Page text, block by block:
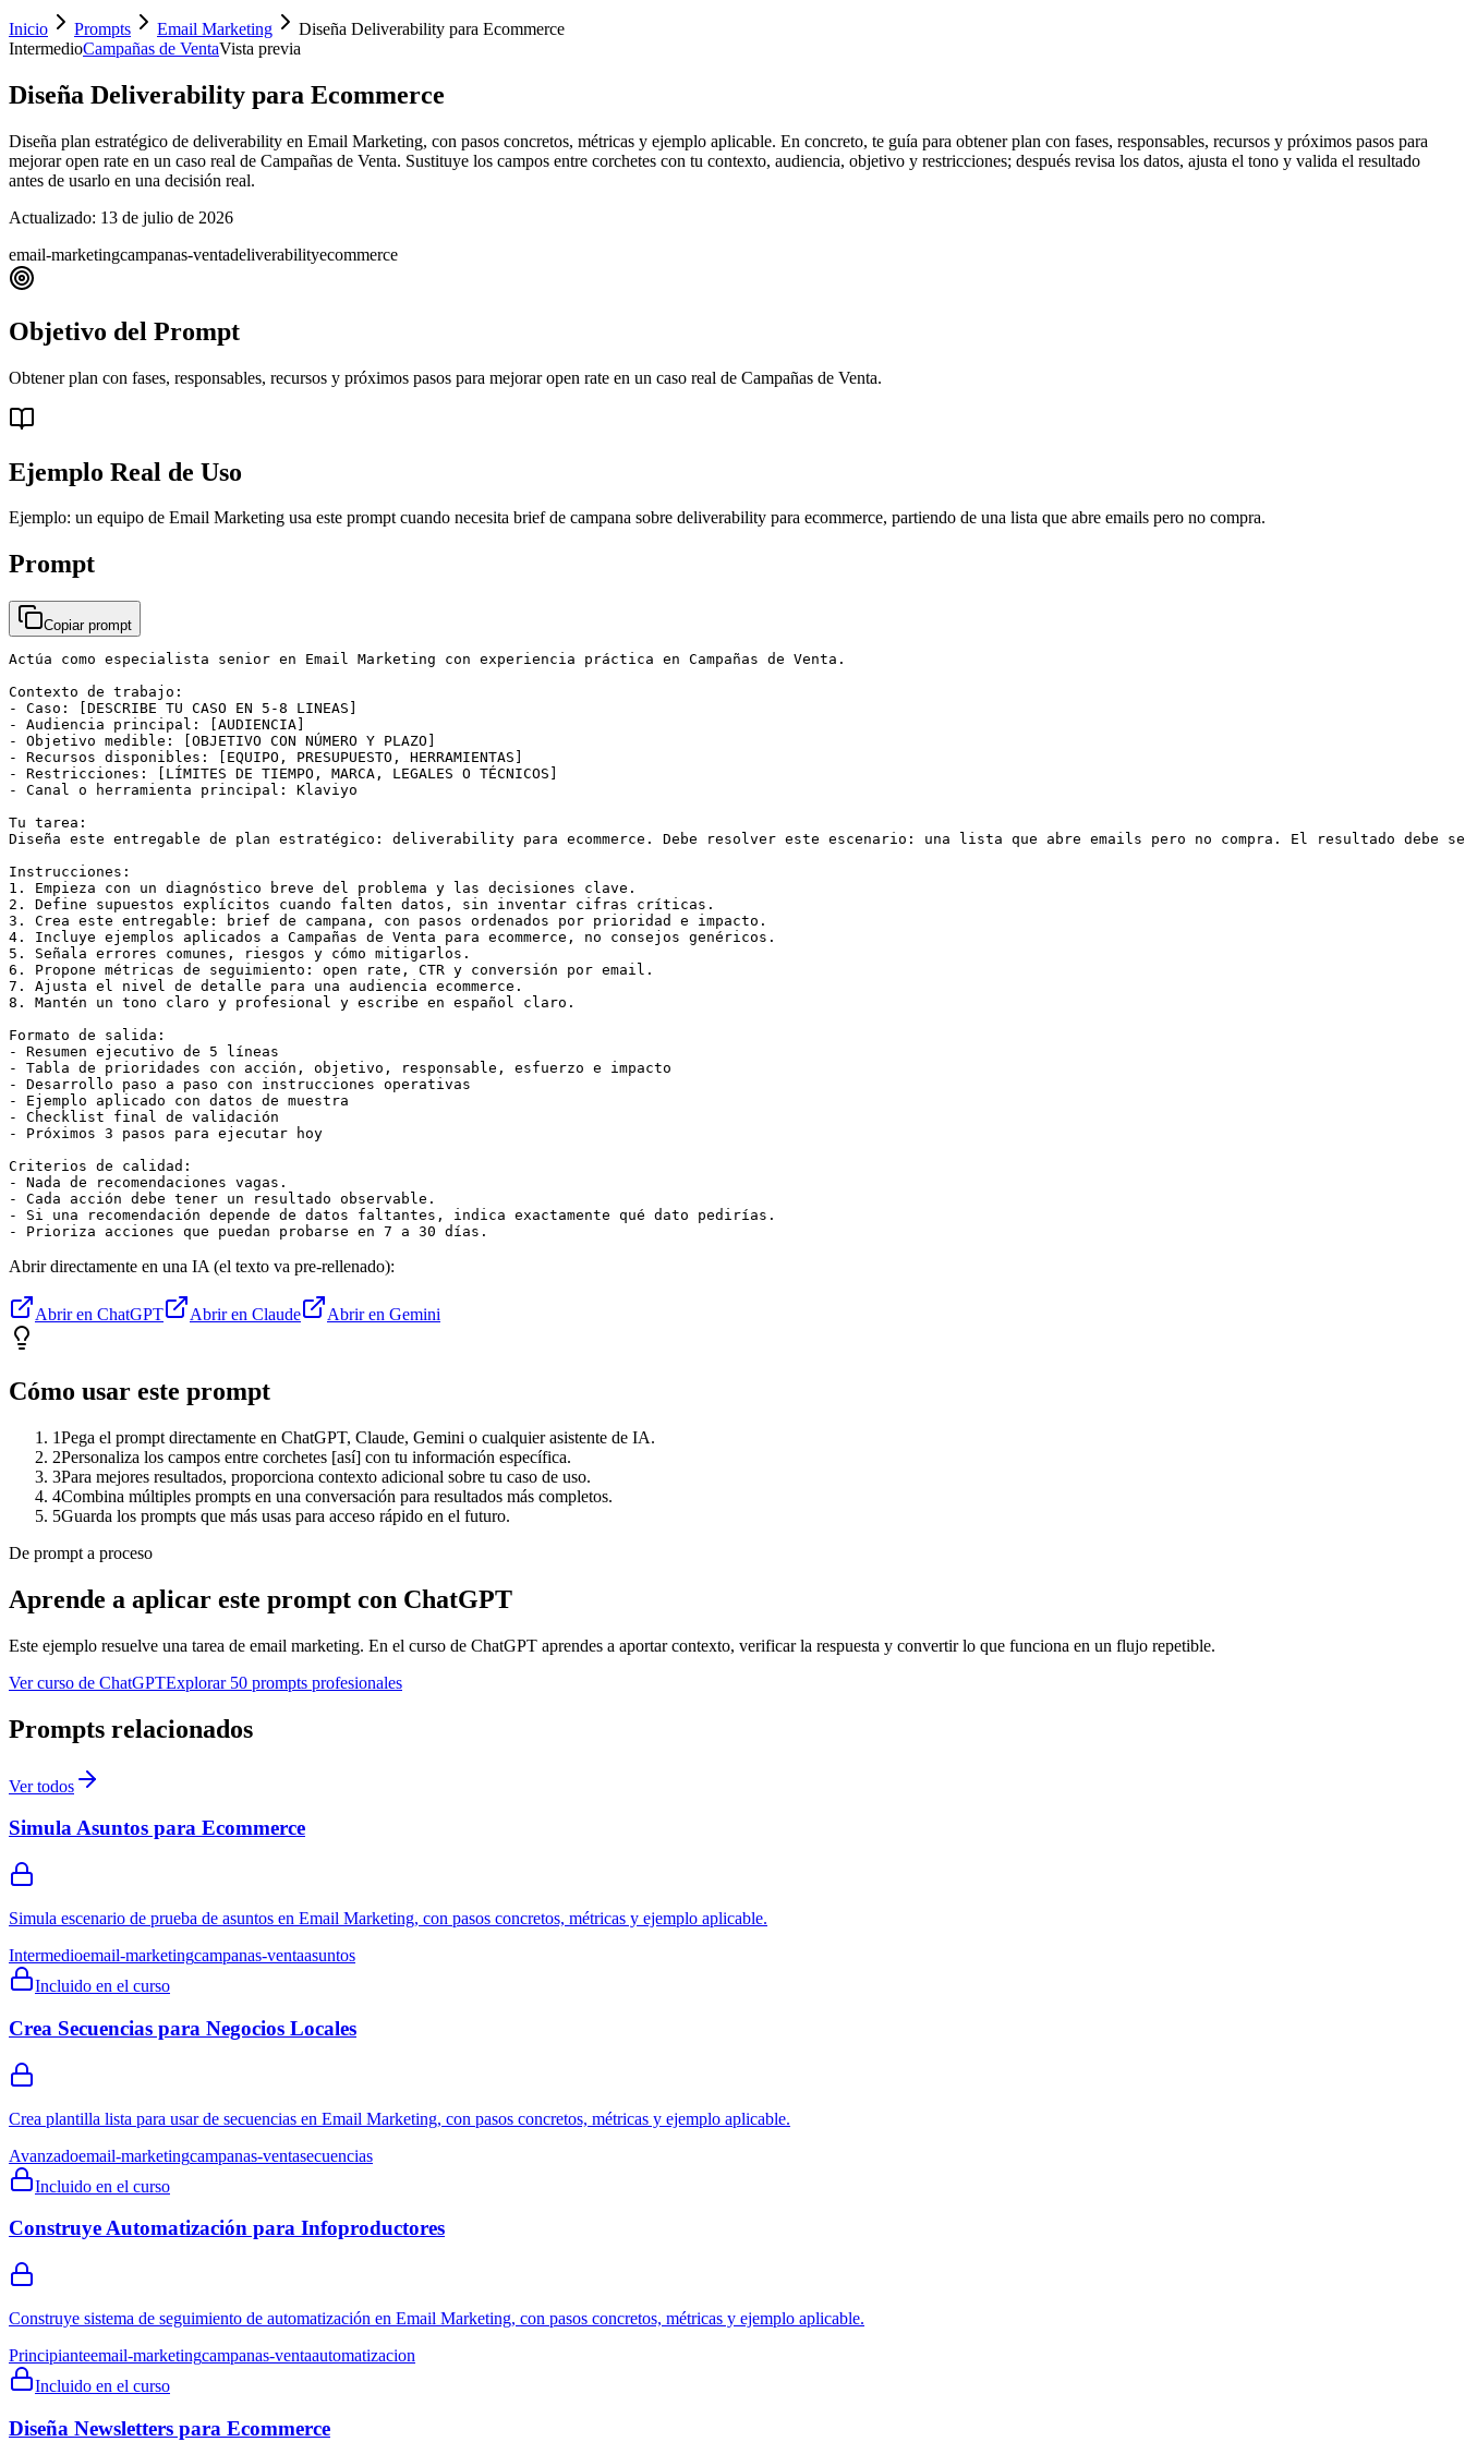
Inicio Prompts Email Marketing
Diseña Deliverability para Ecommerce
IntermedioCampañas de VentaVista previa
Diseña Deliverability para Ecommerce
Diseña plan estratégico de deliverability en Email Marketing, con pasos concretos, métricas y ejemplo aplicable. En concreto, te guía para obtener plan con fases, responsables, recursos y próximos pasos para
mejorar open rate en un caso real de Campañas de Venta. Sustituye los campos entre corchetes con tu contexto, audiencia, objetivo y restricciones; después revisa los datos, ajusta el tono y valida el resultado
antes de usarlo en una decisión real.
Actualizado: 13 de julio de 2026
email-marketingcampanas-ventadeliverabilityecommerce
Objetivo del Prompt
Obtener plan con fases, responsables, recursos y próximos pasos para mejorar open rate en un caso real de Campañas de Venta.
Ejemplo Real de Uso
Ejemplo: un equipo de Email Marketing usa este prompt cuando necesita brief de campana sobre deliverability para ecommerce, partiendo de una lista que abre emails pero no compra.
Prompt
Copiar prompt
Actúa como especialista senior en Email Marketing con experiencia práctica en Campañas de Venta.
Contexto de trabajo:
- Caso: [DESCRIBE TU CASO EN 5-8 LINEAS]
- Audiencia principal: [AUDIENCIA]
- Objetivo medible: [OBJETIVO CON NÚMERO Y PLAZO]
- Recursos disponibles: [EQUIPO, PRESUPUESTO, HERRAMIENTAS]
- Restricciones: [LÍMITES DE TIEMPO, MARCA, LEGALES O TÉCNICOS]
- Canal o herramienta principal: Klaviyo
Tu tarea:
Diseña este entregable de plan estratégico: deliverability para ecommerce. Debe resolver este escenario: una lista que abre emails pero no compra. El resultado debe
Instrucciones:
1. Empieza con un diagnóstico breve del problema y las decisiones clave.
2. Define supuestos explícitos cuando falten datos, sin inventar cifras críticas.
3. Crea este entregable: brief de campana, con pasos ordenados por prioridad e impacto.
4. Incluye ejemplos aplicados a Campañas de Venta para ecommerce, no consejos genéricos.
5. Señala errores comunes, riesgos y cómo mitigarlos.
6. Propone métricas de seguimiento: open rate, CTR y conversión por email.
7. Ajusta el nivel de detalle para una audiencia ecommerce.
8. Mantén un tono claro y profesional y escribe en español claro.
Formato de salida:
- Resumen ejecutivo de 5 líneas
- Tabla de prioridades con acción, objetivo, responsable, esfuerzo e impacto
- Desarrollo paso a paso con instrucciones operativas
- Ejemplo aplicado con datos de muestra
- Checklist final de validación
- Próximos 3 pasos para ejecutar hoy
Criterios de calidad:
- Nada de recomendaciones vagas.
- Cada acción debe tener un resultado observable.
- Si una recomendación depende de datos faltantes, indica exactamente qué dato pedirías.
- Prioriza acciones que puedan probarse en 7 a 30 días.
Abrir directamente en una IA (el texto va pre-rellenado):
Abrir en ChatGPT Abrir en Claude Abrir en Gemini
Cómo usar este prompt
1Pega el prompt directamente en ChatGPT, Claude, Gemini o cualquier asistente de IA.
2Personaliza los campos entre corchetes [así] con tu información específica.
3Para mejores resultados, proporciona contexto adicional sobre tu caso de uso.
4Combina múltiples prompts en una conversación para resultados más completos.
5Guarda los prompts que más usas para acceso rápido en el futuro.
De prompt a proceso
Aprende a aplicar este prompt con ChatGPT
Este ejemplo resuelve una tarea de email marketing. En el curso de ChatGPT aprendes a aportar contexto, verificar la respuesta y convertir lo que funciona en un flujo repetible.
Ver curso de ChatGPTExplorar 50 prompts profesionales
Prompts relacionados
Ver todos
Simula Asuntos para Ecommerce
Simula escenario de prueba de asuntos en Email Marketing, con pasos concretos, métricas y ejemplo aplicable.
Intermedioemail-marketingcampanas-ventaasuntos
Incluido en el curso
Crea Secuencias para Negocios Locales
Crea plantilla lista para usar de secuencias en Email Marketing, con pasos concretos, métricas y ejemplo aplicable.
Avanzadoemail-marketingcampanas-ventasecuencias
Incluido en el curso
Construye Automatización para Infoproductores
Construye sistema de seguimiento de automatización en Email Marketing, con pasos concretos, métricas y ejemplo aplicable.
Principianteemail-marketingcampanas-ventaautomatizacion
Incluido en el curso
Diseña Newsletters para Ecommerce